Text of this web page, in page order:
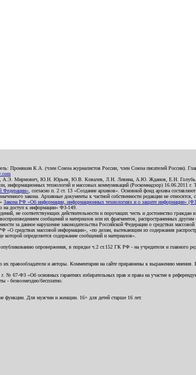
Пронякин К.А. (член Союза журналистов России, член Союза писателей России).
А.Э. Мирмович, Ю.Н. Юрьев, Ю.В. Ковалев, Л.Н. Левина, А.Ю. Жданов, Е.Н.
информационных технологий и массовых коммуникаций (Роскомнадзор) 16.06.2011 г.
Федерации» , согласно п. 2 ст. 13 «Создание архивов». Основной фонд архива
закона. Архивные документы к частной собственности редакции не относятся,
Закона РФ «Об информации, информационных технологиях и о защите информации»
на доступ к информации» ФЗ-149.
не соответствующих действительности и порочащих честь и достоинство
сообщений и материалов или их фрагментов, распространенных
за данное нарушение законодательства Российской Федерации о средствах
массовой информации», «по делам, вытекающим из содержания
определяется содержание сообщений и материалов».
опровержения, в порядке ч.2 ст.152 ГК РФ - на учредителя и главного
их правообладатели и авторы. Комментарии на сайте приравнены к выражению
67-ФЗ «Об основных гарантиях избирательных прав и права на участие в
- безвозмездно/бесплатно.
функции. Для мужчин и женщин. 16+ для детей старше 16 лет.